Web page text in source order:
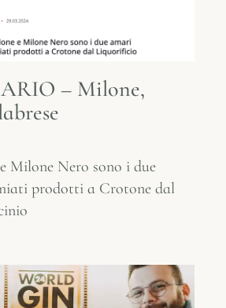
– Milone,
Milone Nero sono i due
prodotti a Crotone dal